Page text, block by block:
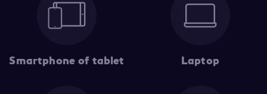
Smartphone of tablet Laptop